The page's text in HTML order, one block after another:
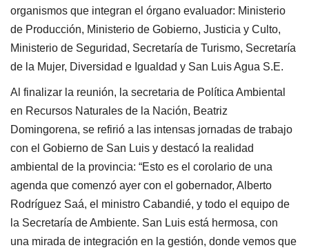
organismos que integran el órgano evaluador: Ministerio
de Producción, Ministerio de Gobierno, Justicia y Culto,
Ministerio de Seguridad, Secretaría de Turismo, Secretaría
de la Mujer, Diversidad e Igualdad y San Luis Agua S.E.
Al finalizar la reunión, la secretaria de Política Ambiental
en Recursos Naturales de la Nación, Beatriz
Domingorena, se refirió a las intensas jornadas de trabajo
con el Gobierno de San Luis y destacó la realidad
ambiental de la provincia: “Esto es el corolario de una
agenda que comenzó ayer con el gobernador, Alberto
Rodríguez Saá, el ministro Cabandié, y todo el equipo de
la Secretaría de Ambiente. San Luis está hermosa, con
una mirada de integración en la gestión, donde vemos que